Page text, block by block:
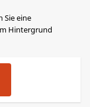
Sie eine
Hintergrund